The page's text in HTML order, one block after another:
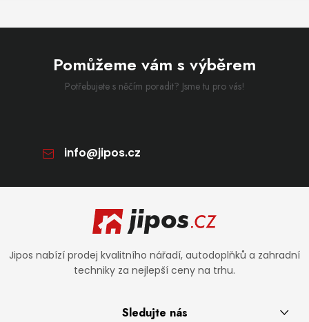
Pomůžeme vám s výběrem
Potřebujete s něčím poradit? Jsme tu pro vás!
info@jipos.cz
Jipos nabízí prodej kvalitního nářadí, autodoplňků a zahradní
techniky za nejlepší ceny na trhu.
Sledujte nás